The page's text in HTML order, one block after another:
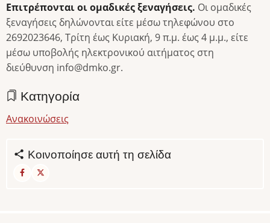
Επιτρέπονται οι ομαδικές ξεναγήσεις. Οι ομαδικές
ξεναγήσεις δηλώνονται είτε μέσω τηλεφώνου στο
2692023646, Τρίτη έως Κυριακή, 9 π.μ. έως 4 μ.μ., είτε
μέσω υποβολής ηλεκτρονικού αιτήματος στη
διεύθυνση info@dmko.gr.
Κατηγορία
Ανακοινώσεις
Κοινοποίησε αυτή τη σελίδα